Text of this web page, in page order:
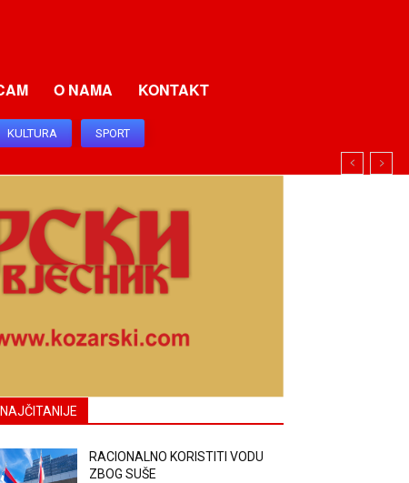
O NAMA KONTAKT
KULTURA SPORT
NAJČITANIJE
RACIONALNO KORISTITI VODU
ZBOG SUŠE